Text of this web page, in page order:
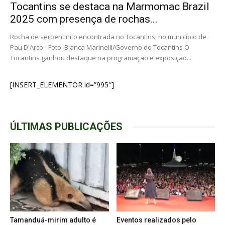
Tocantins se destaca na Marmomac Brazil
2025 com presença de rochas...
Rocha de serpentinito encontrada no Tocantins, no município de
Pau D'Arco - Foto: Bianca Marinelli/Governo do Tocantins O
Tocantins ganhou destaque na programação e exposição...
[INSERT_ELEMENTOR id=”995″]
ÚLTIMAS PUBLICAÇÕES
Tamanduá-mirim adulto é Eventos realizados pelo